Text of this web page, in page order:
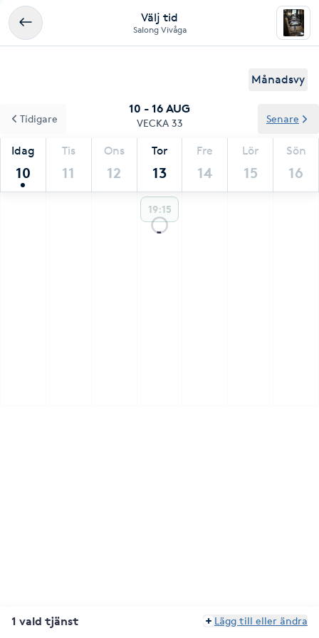
Välj tid
Salong Vivåga
Månadsvy
10 - 16 AUG
VECKA 33
Idag
10
Tis
11
Ons
12
Tor
13
Fre
14
Lör
15
Sön
16
Tidigare Senare
19:15
1 vald tjänst Lägg till eller ändra